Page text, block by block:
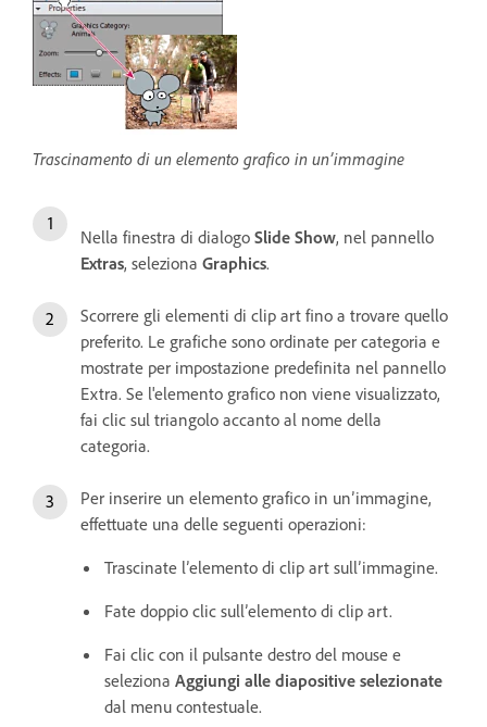
Trascinamento di un elemento grafico in un’immagine
Nella finestra di dialogo Slide Show, nel pannello
Extras, seleziona Graphics.
Scorrere gli elementi di clip art fino a trovare quello
preferito. Le grafiche sono ordinate per categoria e
mostrate per impostazione predefinita nel pannello
Extra. Se l'elemento grafico non viene visualizzato,
fai clic sul triangolo accanto al nome della
categoria.
Per inserire un elemento grafico in un’immagine,
effettuate una delle seguenti operazioni:
Trascinate l’elemento di clip art sull’immagine.
Fate doppio clic sull’elemento di clip art.
Fai clic con il pulsante destro del mouse e
seleziona Aggiungi alle diapositive selezionate
dal menu contestuale.